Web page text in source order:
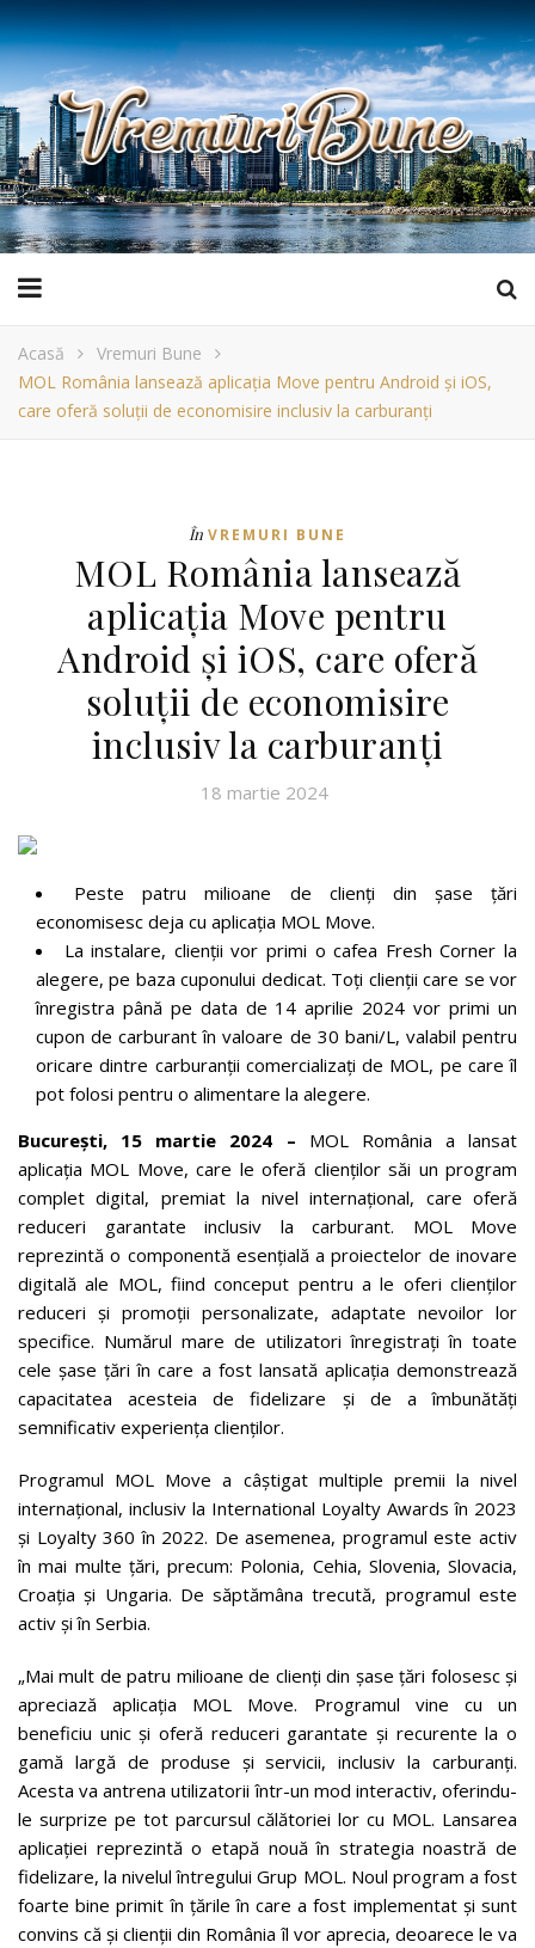
Acasă
Vremuri Bune
MOL România lansează aplicația Move pentru Android și iOS,
care oferă soluții de economisire inclusiv la carburanți
În VREMURI BUNE
MOL România lansează
aplicația Move pentru
Android și iOS, care oferă
soluții de economisire
inclusiv la carburanți
18 martie 2024
Peste patru milioane de clienți din șase țări
economisesc deja cu aplicația MOL Move.
La instalare, clienții vor primi o cafea Fresh Corner la
alegere, pe baza cuponului dedicat. Toți clienții care se vor
înregistra până pe data de 14 aprilie 2024 vor primi un
cupon de carburant în valoare de 30 bani/L, valabil pentru
oricare dintre carburanții comercializați de MOL, pe care îl
pot folosi pentru o alimentare la alegere.
București, 15 martie 2024 – MOL România a lansat
aplicația MOL Move, care le oferă clienților săi un program
complet digital, premiat la nivel internațional, care oferă
reduceri garantate inclusiv la carburant. MOL Move
reprezintă o componentă esențială a proiectelor de inovare
digitală ale MOL, fiind conceput pentru a le oferi clienților
reduceri și promoții personalizate, adaptate nevoilor lor
specifice. Numărul mare de utilizatori înregistrați în toate
cele șase țări în care a fost lansată aplicația demonstrează
capacitatea acesteia de fidelizare și de a îmbunătăți
semnificativ experiența clienților.
Programul MOL Move a câștigat multiple premii la nivel
internațional, inclusiv la International Loyalty Awards în 2023
și Loyalty 360 în 2022. De asemenea, programul este activ
în mai multe țări, precum: Polonia, Cehia, Slovenia, Slovacia,
Croația și Ungaria. De săptămâna trecută, programul este
activ și în Serbia.
„Mai mult de patru milioane de clienți din șase țări folosesc și
apreciază aplicația MOL Move. Programul vine cu un
beneficiu unic și oferă reduceri garantate și recurente la o
gamă largă de produse și servicii, inclusiv la carburanți.
Acesta va antrena utilizatorii într-un mod interactiv, oferindu-
le surprize pe tot parcursul călătoriei lor cu MOL. Lansarea
aplicației reprezintă o etapă nouă în strategia noastră de
fidelizare, la nivelul întregului Grup MOL. Noul program a fost
foarte bine primit în țările în care a fost implementat și sunt
convins că și clienții din România îl vor aprecia, deoarece le va